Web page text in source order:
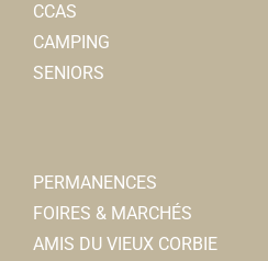
CCAS
CAMPING
SENIORS
PERMANENCES
FOIRES & MARCHÉS
AMIS DU VIEUX CORBIE